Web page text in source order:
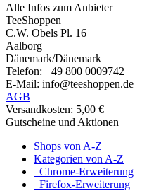
Alle Infos zum Anbieter
TeeShoppen
C.W. Obels Pl. 16
Aalborg
Dänemark/Dänemark
Telefon: +49 800 0009742
E-Mail: info@teeshoppen.de
AGB
Versandkosten: 5,00 €
Gutscheine und Aktionen
Shops von A-Z
Kategorien von A-Z
Chrome-Erweiterung
Firefox-Erweiterung